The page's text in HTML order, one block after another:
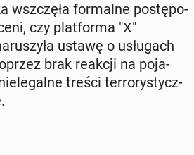
wsz­czę­ła for­mal­ne po­stę­po­
czy plat­for­ma "X"
ustawę o usłu­gach
brak reakcji na po­ja­
treści ter­ro­ry­stycz­